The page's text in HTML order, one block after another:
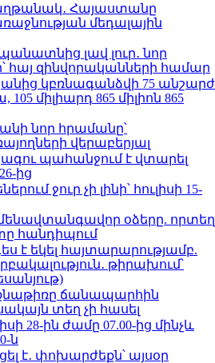
Հայաստանը
մեդալային
լավ լուր․ նոր
հայ զինվորականների համար
կբռնագանձվի 75 անշարժ
միլիարդ 865 միլիոն 865
նոր հրամանը՝
վերաբերյալ
պահանջում է վտարել
ից
ջուր չի լինի՝ հուլիսի 15-
օձերը. որտեղ
հանդիպում
է եկել հայտարարությամբ.
թիրախում՝
ճանապարհին
տեղ չի հասել
28-ին ժամը 07.00-ից մինչև
ն
է․ փոխարժեքն՝ այսօր